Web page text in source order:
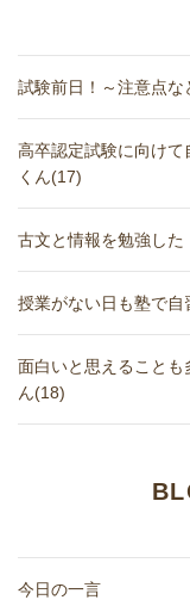
プライバシーポリシー
お問い合わせ
高認塾ブログ
進学実績
生徒さんの声
試験前日！～注意点な
高卒認定試験に向け
くん(17)
古文と情報を勉強し
授業がない日も塾で
面白いと思えることも
ん(18)
今日の一言